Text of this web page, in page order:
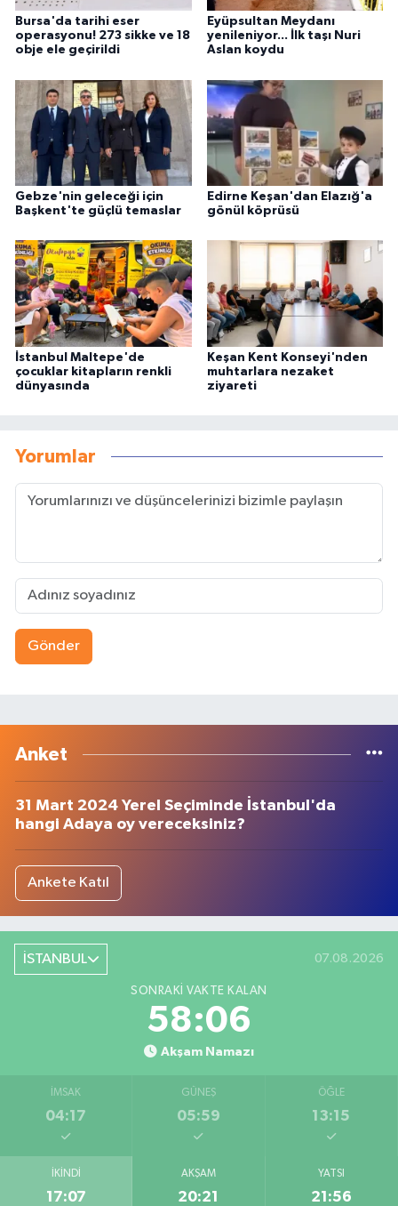
Bursa'da tarihi eser
operasyonu! 273 sikke ve 18
obje ele geçirildi
Eyüpsultan Meydanı
yenileniyor... İlk taşı Nuri
Aslan koydu
Gebze'nin geleceği için
Başkent'te güçlü temaslar
Edirne Keşan'dan Elazığ'a
gönül köprüsü
İstanbul Maltepe'de
çocuklar kitapların renkli
dünyasında
Keşan Kent Konseyi'nden
muhtarlara nezaket
ziyareti
Yorumlar
Gönder
Anket
31 Mart 2024 Yerel Seçiminde İstanbul'da
hangi Adaya oy vereceksiniz?
Ankete Katıl
İSTANBUL 07.08.2026
SONRAKI VAKTE KALAN
58:06
Akşam Namazı
İMSAK
04:17
GÜNEŞ
05:59
ÖĞLE
13:15
İKINDI
17:07
AKŞAM
20:21
YATSI
21:56